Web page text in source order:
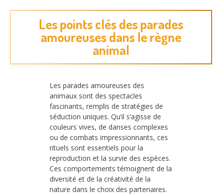
Les points clés des parades
amoureuses dans le règne
animal
Les parades amoureuses des
animaux sont des spectacles
fascinants, remplis de stratégies de
séduction uniques. Qu’il s’agisse de
couleurs vives, de danses complexes
ou de combats impressionnants, ces
rituels sont essentiels pour la
reproduction et la survie des espèces.
Ces comportements témoignent de la
diversité et de la créativité de la
nature dans le choix des partenaires.